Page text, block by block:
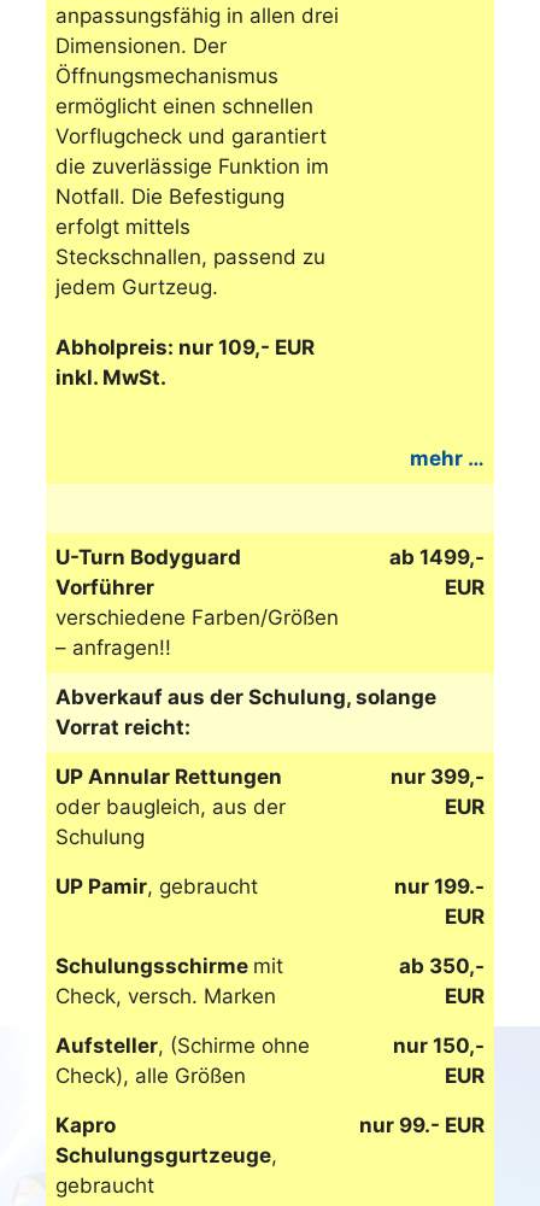
anpassungsfähig in allen drei
Dimensionen. Der
Öffnungsmechanismus
ermöglicht einen schnellen
Vorflugcheck und garantiert
die zuverlässige Funktion im
Notfall. Die Befestigung
erfolgt mittels
Steckschnallen, passend zu
jedem Gurtzeug.
Abholpreis: nur 109,- EUR
inkl. MwSt.
mehr …
U-Turn Bodyguard
Vorführer
verschiedene Farben/Größen
– anfragen!!
ab 1499,-
EUR
Abverkauf aus der Schulung, solange
Vorrat reicht:
UP Annular Rettungen
oder baugleich, aus der
Schulung
nur 399,-
EUR
UP Pamir, gebraucht
nur 199.-
EUR
Schulungsschirme mit
Check, versch. Marken
ab 350,-
EUR
Aufsteller, (Schirme ohne
Check), alle Größen
nur 150,-
EUR
Kapro
Schulungsgurtzeuge,
gebraucht
nur 99.- EUR